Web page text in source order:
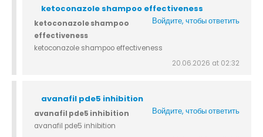
ketoconazole shampoo effectiveness
Войдите, чтобы ответить
ketoconazole shampoo
effectiveness
ketoconazole shampoo effectiveness
20.06.2026 at 02:32
avanafil pde5 inhibition
Войдите, чтобы ответить
avanafil pde5 inhibition
avanafil pde5 inhibition